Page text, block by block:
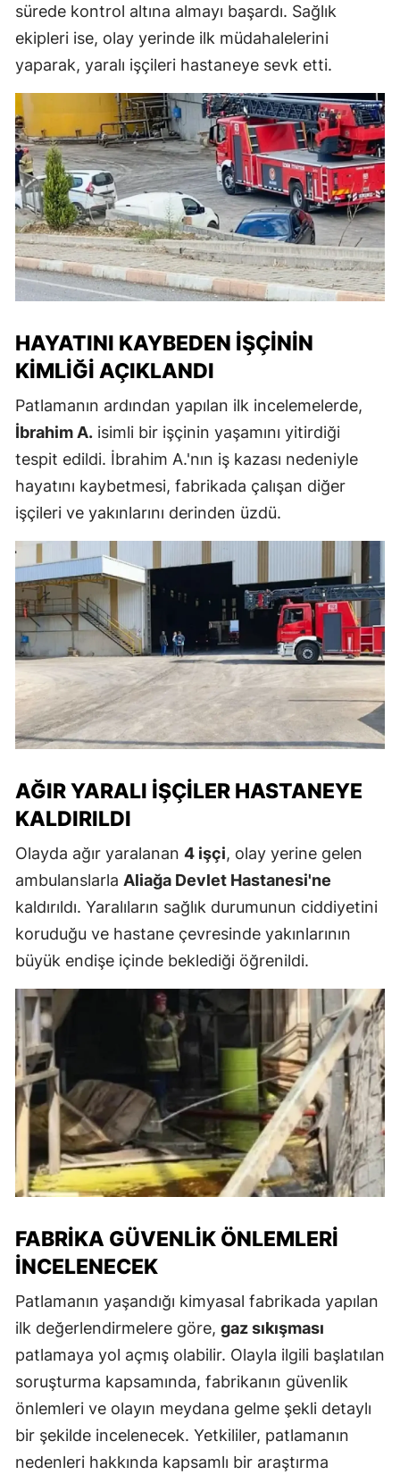
sürede kontrol altına almayı başardı. Sağlık
ekipleri ise, olay yerinde ilk müdahalelerini
yaparak, yaralı işçileri hastaneye sevk etti.
HAYATINI KAYBEDEN İŞÇININ
KIMLIĞI AÇIKLANDI
Patlamanın ardından yapılan ilk incelemelerde,
İbrahim A. isimli bir işçinin yaşamını yitirdiği
tespit edildi. İbrahim A.'nın iş kazası nedeniyle
hayatını kaybetmesi, fabrikada çalışan diğer
işçileri ve yakınlarını derinden üzdü.
AĞIR YARALI İŞÇILER HASTANEYE
KALDIRILDI
Olayda ağır yaralanan 4 işçi, olay yerine gelen
ambulanslarla Aliağa Devlet Hastanesi'ne
kaldırıldı. Yaralıların sağlık durumunun ciddiyetini
koruduğu ve hastane çevresinde yakınlarının
büyük endişe içinde beklediği öğrenildi.
FABRIKA GÜVENLIK ÖNLEMLERI
İNCELENECEK
Patlamanın yaşandığı kimyasal fabrikada yapılan
ilk değerlendirmelere göre, gaz sıkışması
patlamaya yol açmış olabilir. Olayla ilgili başlatılan
soruşturma kapsamında, fabrikanın güvenlik
önlemleri ve olayın meydana gelme şekli detaylı
bir şekilde incelenecek. Yetkililer, patlamanın
nedenleri hakkında kapsamlı bir araştırma